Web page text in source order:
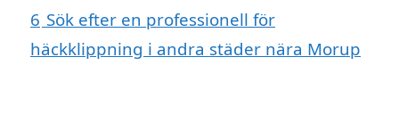
6 Sök efter en professionell för
häckklippning i andra städer nära Morup